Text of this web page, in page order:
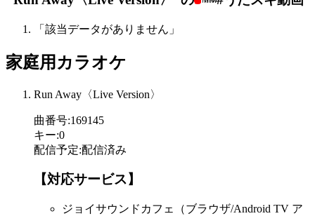
「該当データがありません」
家庭用カラオケ
Run Away〈Live Version〉
曲番号:169145
キー:0
配信予定:配信済み
【対応サービス】
ジョイサウンドカフェ（ブラウザ/Android TV ア